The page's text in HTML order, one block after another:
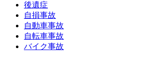
後遺症
自損事故
自動車事故
自転車事故
バイク事故